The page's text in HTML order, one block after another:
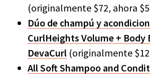
(originalmente $72, ahora
Dúo de champú y
CurlHeights Volume + Body
DevaCurl (originalmente
All Soft Shampoo and